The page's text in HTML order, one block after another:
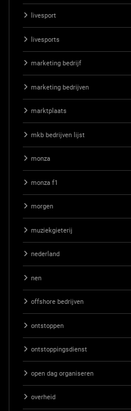
livesport
livesports
marketing bedrijf
marketing bedrijven
marktplaats
mkb bedrijven lijst
monza
monza f1
morgen
muziekgieterij
nederland
nen
offshore bedrijven
ontstoppen
ontstoppingsdienst
open dag organiseren
overheid